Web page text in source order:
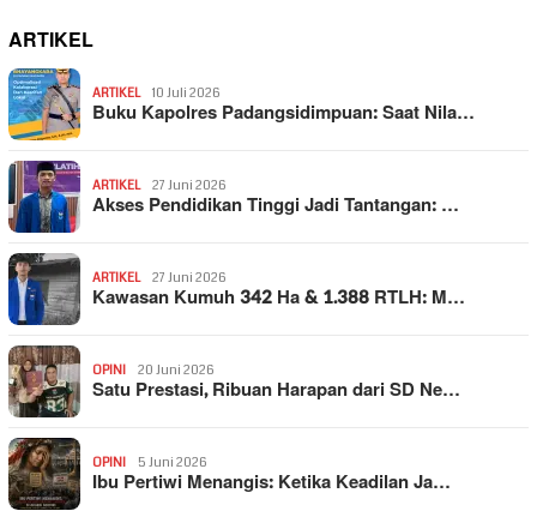
ARTIKEL
ARTIKEL 10 Juli 2026
Buku Kapolres Padangsidimpuan: Saat Nila…
ARTIKEL 27 Juni 2026
Akses Pendidikan Tinggi Jadi Tantangan: …
ARTIKEL 27 Juni 2026
Kawasan Kumuh 342 Ha & 1.388 RTLH: M…
OPINI 20 Juni 2026
Satu Prestasi, Ribuan Harapan dari SD Ne…
OPINI 5 Juni 2026
Ibu Pertiwi Menangis: Ketika Keadilan Ja…